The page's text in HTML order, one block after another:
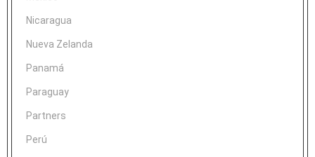
Nicaragua
Nueva Zelanda
Panamá
Paraguay
Partners
Perú